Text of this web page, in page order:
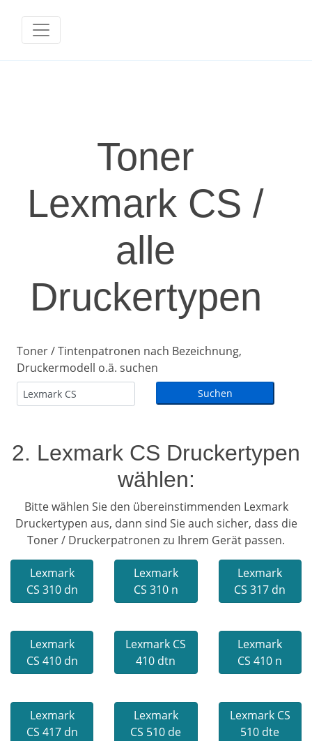
Toner
Lexmark CS /
alle
Druckertypen
Toner / Tintenpatronen nach Bezeichnung,
Druckermodell o.ä. suchen
2. Lexmark CS Druckertypen
wählen:
Bitte wählen Sie den übereinstimmenden Lexmark
Druckertypen aus, dann sind Sie auch sicher, dass die
Toner / Druckerpatronen zu Ihrem Gerät passen.
Lexmark
CS 310 dn
Lexmark
CS 310 n
Lexmark
CS 317 dn
Lexmark
CS 410 dn
Lexmark CS
410 dtn
Lexmark
CS 410 n
Lexmark
CS 417 dn
Lexmark
CS 510 de
Lexmark CS
510 dte